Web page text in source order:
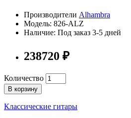
Производители Alhambra
Модель: 826-ALZ
Наличие: Под заказ 3-5 дней
238720 ₽
Количество
В корзину
Классические гитары